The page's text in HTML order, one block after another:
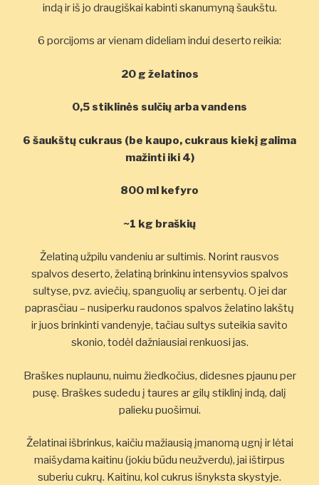
indą ir iš jo draugiškai kabinti skanumyną šaukštu.
6 porcijoms ar vienam dideliam indui deserto reikia:
20 g želatinos
0,5 stiklinės sulčių arba vandens
6 šaukštų cukraus (be kaupo, cukraus kiekį galima
mažinti iki 4)
800 ml kefyro
~1 kg braškių
Želatiną užpilu vandeniu ar sultimis. Norint rausvos
spalvos deserto, želatiną brinkinu intensyvios spalvos
sultyse, pvz. aviečių, spanguolių ar serbentų. O jei dar
paprasčiau – nusiperku raudonos spalvos želatino lakštų
ir juos brinkinti vandenyje, tačiau sultys suteikia savito
skonio, todėl dažniausiai renkuosi jas.
Braškes nuplaunu, nuimu žiedkočius, didesnes pjaunu per
pusę. Braškes sudedu į taures ar gilų stiklinį indą, dalį
palieku puošimui.
Želatinai išbrinkus, kaičiu mažiausią įmanomą ugnį ir lėtai
maišydama kaitinu (jokiu būdu neužverdu), jai ištirpus
suberiu cukrų. Kaitinu, kol cukrus išnyksta skystyje.